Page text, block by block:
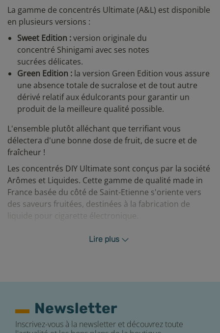
La gamme de concentrés Ultimate (A&L) est disponible
en plusieurs versions :
Sweet Edition :version originale du
concentré Shinigami avec ses notes
sucrées délicates.
Green Edition : la version Green Edition vous assure
une absence totale de sucralose et de tout autre
dérivé relatif aux édulcorants pour garantir un
produit de la meilleure qualité possible.
L'ensemble plutôt alléchant que terrifiant vous
délectera d'une bonne dose de fruit, de sucre et de
fraîcheur !
Les concentrés DIY Ultimate sont conçus par la société
Arômes et Liquides. Cette gamme de qualité made in
France basée du côté de Saint-Etienne s'oriente vers
des saveurs fruitées, destinées à la fabrication de
liquide pour cigarette électronique.
recommandons pour vos mélanges de doser à environ
Lire plus
Newsletter
Inscrivez-vous à la newsletter et découvrez toute